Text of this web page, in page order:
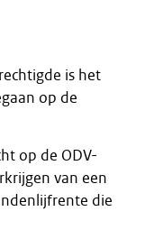
is het
op de
op de ODV-
van een
die